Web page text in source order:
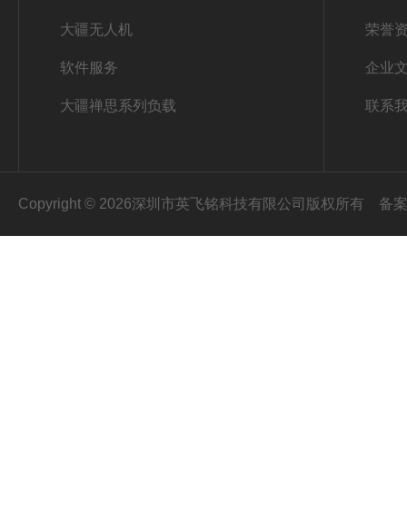
大疆无人机
软件服务
大疆禅思系列负载
荣誉
企业
联系
Copyright © 2026深圳市英飞铭科技有限公司版权所有 备